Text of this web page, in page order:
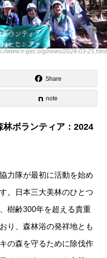
www.n-gec.org/news/2024-03-25.html
Share
note
ボランティア：2024
力隊が最初に活動を始め
。日本三大美林のひとつ
樹齢300年を超える貴重
り、森林浴の発祥地とも
の森を守るために除伐作